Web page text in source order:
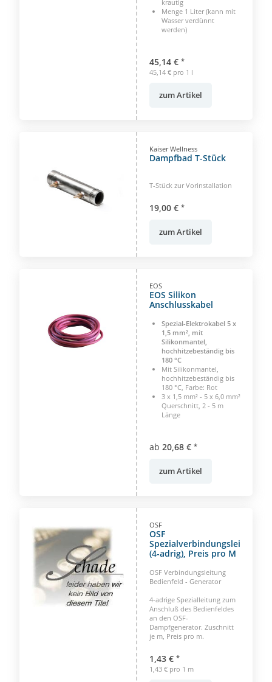
krautig
Menge 1 Liter (kann mit
Wasser verdünnt
werden)
45,14 € *
45,14 € pro 1 l
zum Artikel
Kaiser Wellness
Dampfbad T-Stück
T-Stück zur Vorinstallation
19,00 € *
zum Artikel
EOS
EOS Silikon
Anschlusskabel
Spezial-Elektrokabel 5 x
1,5 mm², mit
Silikonmantel,
hochhitzebeständig bis
180 °C
Mit Silikonmantel,
hochhitzebeständig bis
180 °C, Farbe: Rot
3 x 1,5 mm² - 5 x 6,0 mm²
Querschnitt, 2 - 5 m
Länge
ab 20,68 € *
zum Artikel
OSF
OSF
Spezialverbindungsleitung
(4-adrig), Preis pro M
OSF Verbindungsleitung
Bedienfeld - Generator
4-adrige Spezialleitung zum
Anschluß des Bedienfeldes
an den OSF-
Dampfgenerator. Zuschnitt
je m, Preis pro m.
1,43 € *
1,43 € pro 1 m